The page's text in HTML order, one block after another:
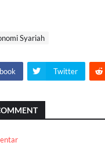
Syariah
Twitter